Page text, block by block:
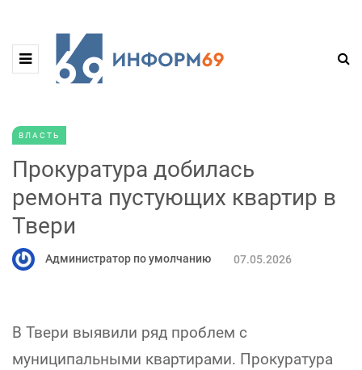
ВЛАСТЬ
Прокуратура добилась
ремонта пустующих квартир в
Твери
Администратор по умолчанию 07.05.2026
В Твери выявили ряд проблем с
муниципальными квартирами. Прокуратура